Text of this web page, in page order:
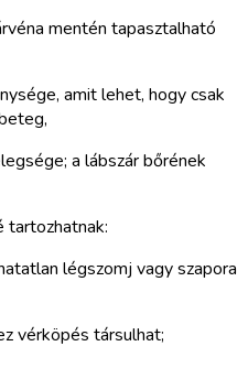
mentén tapasztalható
amit lehet, hogy csak
a lábszár bőrének
tartozhatnak:
légszomj vagy szapora
vérköpés társulhat;